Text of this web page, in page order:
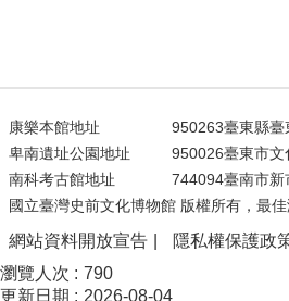
康樂本館地址 950263臺東縣臺
卑南遺址公園地址
950026臺東市文
南科考古館地址
744094臺南市新
國立臺灣史前文化博物館 版權所有，最
網站資料開放宣告 隱私權保護政
瀏覽人次
790
更新日期
2026-08-04